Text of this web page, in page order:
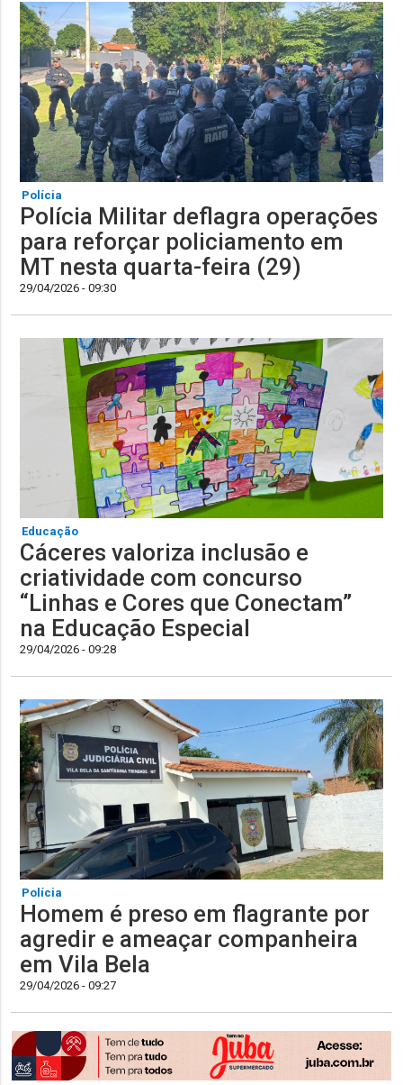
Polícia
Polícia Militar deflagra operações
para reforçar policiamento em
MT nesta quarta-feira (29)
29/04/2026 - 09:30
Educação
Cáceres valoriza inclusão e
criatividade com concurso
“Linhas e Cores que Conectam”
na Educação Especial
29/04/2026 - 09:28
Polícia
Homem é preso em flagrante por
agredir e ameaçar companheira
em Vila Bela
29/04/2026 - 09:27